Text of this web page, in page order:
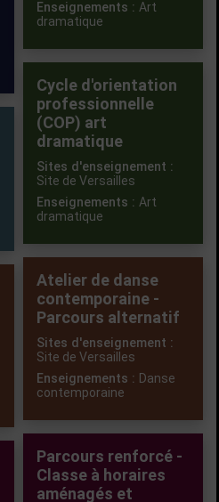
Enseignements : Art
dramatique
Cycle d'orientation
professionnelle
(COP) art
dramatique
Sites d'enseignement :
Site de Versailles
Enseignements : Art
dramatique
Atelier de danse
contemporaine -
Parcours alternatif
Sites d'enseignement :
Site de Versailles
Enseignements : Danse
contemporaine
Parcours renforcé -
Classe à horaires
aménagés et